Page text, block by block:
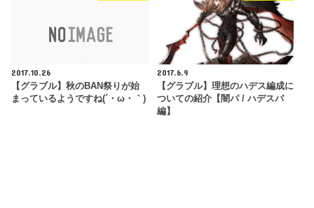
2017.10.26
【グラブル】秋のBAN祭りが始
まっているようですね(´・ω・｀)
2017.6.9
【グラブル】理想のハデス編成に
ついての紹介【闇パ / ハデスパ
編】